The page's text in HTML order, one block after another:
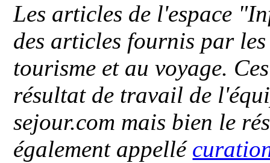
Les articles de l'espace
des articles fournis par
tourisme et au voyage.
résultat de travail de
sejour.com mais bien le
également appellé